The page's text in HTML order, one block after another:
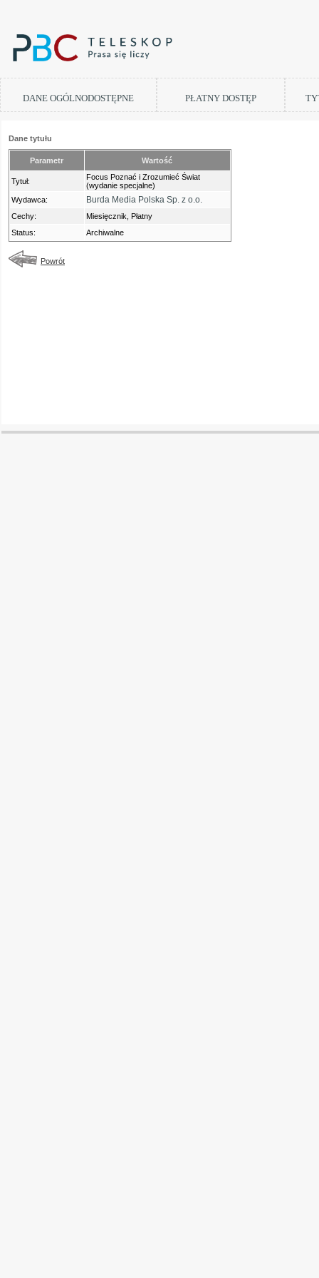
DANE OGÓLNODOSTĘPNE PŁATNY DOSTĘP
Dane tytułu
Parametr Wartość
Tytuł:
Focus Poznać i Zrozumieć Świat
(wydanie specjalne)
Wydawca:
Burda Media Polska Sp. z o.o.
Cechy:
Miesięcznik, Płatny
Status:
Archiwalne
Powrót